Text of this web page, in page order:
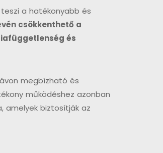
a hatékonyabb és
csökkenthető a
és
megbízható és
működéshez azonban
amelyek biztosítják az